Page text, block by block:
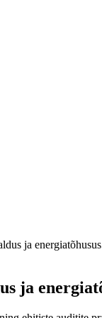
ja
ja